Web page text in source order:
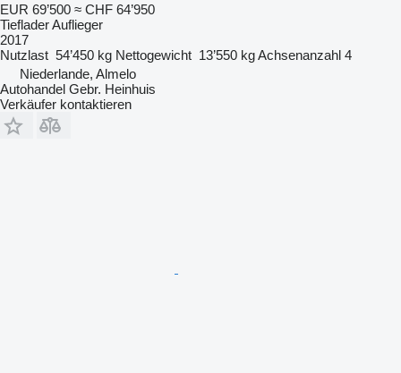
EUR 69’500 ≈ CHF 64’950
Tieflader Auflieger
2017
Nutzlast 54’450 kg Nettogewicht 13’550 kgAchsenanzahl 4
Niederlande, Almelo
Autohandel Gebr. Heinhuis
Verkäufer kontaktieren